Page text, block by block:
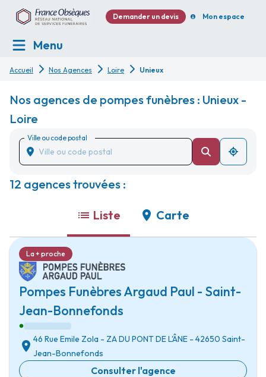
Demander un devis Mon espace
Menu
Accueil Nos Agences Loire Unieux
Nos agences de pompes funèbres : Unieux -
Loire
Ville ou code postal
12 agences trouvées :
Liste Carte
Pompes Funèbres Argaud Paul - Saint-
Jean-Bonnefonds
La + proche
46 Rue Emile Zola - ZA DU PONT DE L'ÂNE - 42650 Saint-
Jean-Bonnefonds
Consulter l'agence